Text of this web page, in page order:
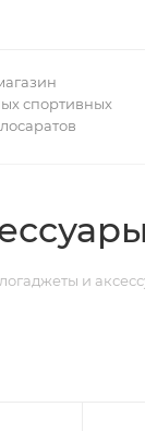
спортивных
и